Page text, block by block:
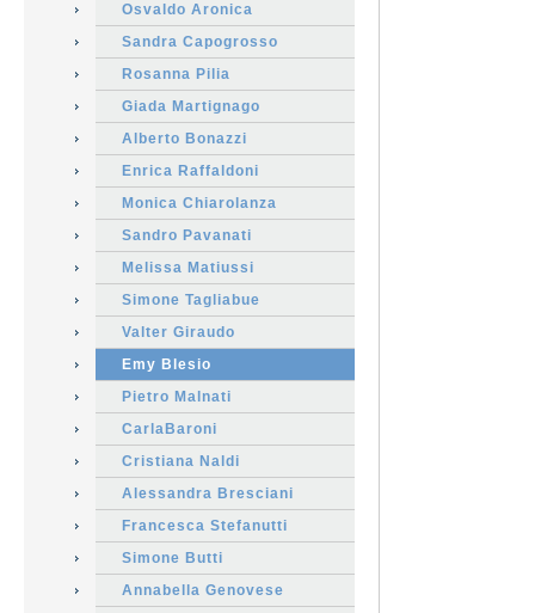
Osvaldo Aronica
Sandra Capogrosso
Rosanna Pilia
Giada Martignago
Alberto Bonazzi
Enrica Raffaldoni
Monica Chiarolanza
Sandro Pavanati
Melissa Matiussi
Simone Tagliabue
Valter Giraudo
Emy Blesio
Pietro Malnati
CarlaBaroni
Cristiana Naldi
Alessandra Bresciani
Francesca Stefanutti
Simone Butti
Annabella Genovese